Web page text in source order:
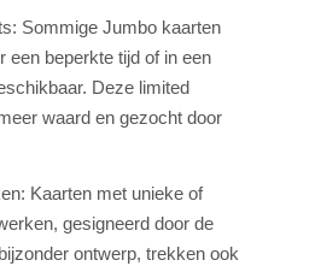
Sommige Jumbo kaarten
een beperkte tijd of in een
Deze limited
waard en gezocht door
Kaarten met unieke of
gesigneerd door de
ontwerp, trekken ook